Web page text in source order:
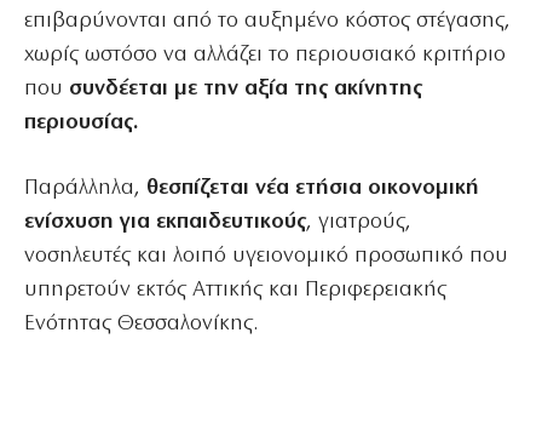
επιβαρύνονται από το αυξημένο κόστος στέγασης,
χωρίς ωστόσο να αλλάζει το περιουσιακό κριτήριο
που συνδέεται με την αξία της ακίνητης
περιουσίας.
Παράλληλα, θεσπίζεται νέα ετήσια οικονομική
ενίσχυση για εκπαιδευτικούς, γιατρούς,
νοσηλευτές και λοιπό υγειονομικό προσωπικό που
υπηρετούν εκτός Αττικής και Περιφερειακής
Ενότητας Θεσσαλονίκης.